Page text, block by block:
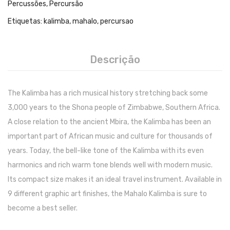
Pratos
Acessórios
SOPROS
Flautas Transversais
Clarinetes
Percussões, Percursão
Etiquetas: kalimba,mahalo,percursao
Descrição
The Kalimba has a rich musical history stretching back some
3,000 years to the Shona people of Zimbabwe, Southern Africa.
A close relation to the ancient Mbira, the Kalimba has been an
important part of African music and culture for thousands of
years. Today, the bell-like tone of the Kalimba with its even
harmonics and rich warm tone blends well with modern music.
Its compact size makes it an ideal travel instrument. Available in
9 different graphic art finishes, the Mahalo Kalimba is sure to
become a best seller.